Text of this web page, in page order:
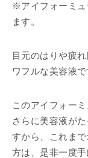
※アイフォーミュ
ます。
目元のはりや疲
ワフルな美容液で
このアイフォー
さらに美容液が
すから、これま
方は、是非一度